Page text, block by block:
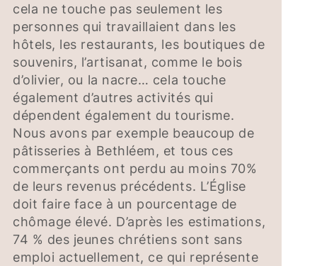
cela ne touche pas seulement les
personnes qui travaillaient dans les
hôtels, les restaurants, les boutiques de
souvenirs, l’artisanat, comme le bois
d’olivier, ou la nacre… cela touche
également d’autres activités qui
dépendent également du tourisme.
Nous avons par exemple beaucoup de
pâtisseries à Bethléem, et tous ces
commerçants ont perdu au moins 70%
de leurs revenus précédents. L’Église
doit faire face à un pourcentage de
chômage élevé. D’après les estimations,
74 % des jeunes chrétiens sont sans
emploi actuellement, ce qui représente